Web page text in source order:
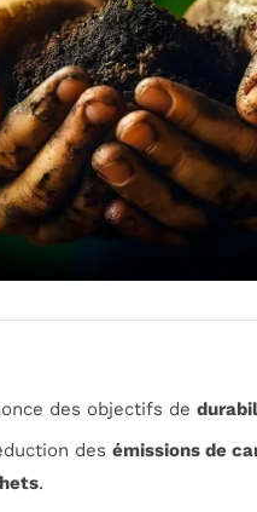
des objectifs de
des émissions de
.